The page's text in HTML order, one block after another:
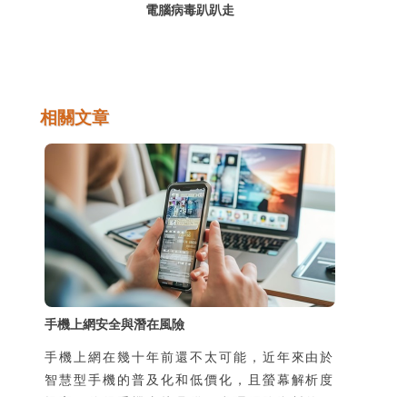
電腦病毒趴趴走
相關文章
手機上網安全與潛在風險
手機上網在幾十年前還不太可能，近年來由於
智慧型手機的普及化和低價化，且螢幕解析度